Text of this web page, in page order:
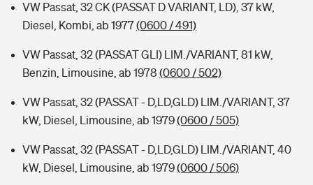
VW Passat, 32 CK (PASSAT D VARIANT, LD), 37 kW,
Diesel, Kombi, ab 1977(0600 / 491)
VW Passat, 32 (PASSAT GLI) LIM./VARIANT, 81 kW,
Benzin, Limousine, ab 1978 (0600 / 502)
VW Passat, 32 (PASSAT - D,LD,GLD) LIM./VARIANT, 37
kW, Diesel, Limousine, ab 1979(0600 / 505)
VW Passat, 32 (PASSAT - D,LD,GLD) LIM./VARIANT, 40
kW, Diesel, Limousine, ab 1979(0600 / 506)